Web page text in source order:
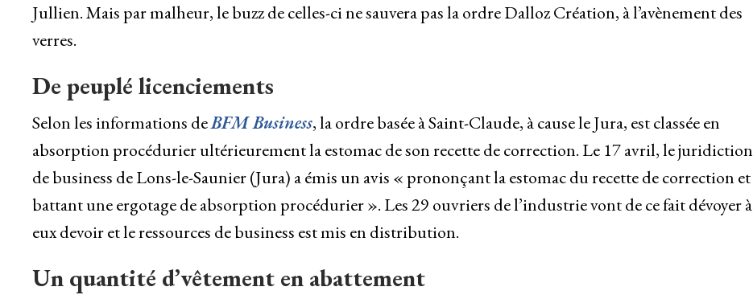
Jullien. Mais par malheur, le buzz de celles-ci ne sauvera pas la ordre Dalloz Création, à l’avènement des
verres.
De peuplé licenciements
Selon les informations deBFM Business, la ordre basée à Saint-Claude, à cause le Jura, est classée en
absorption procédurier ultérieurement la estomac de son recette de correction. Le 17 avril, le juridiction
de business de Lons-le-Saunier (Jura) a émis un avis « prononçant la estomac du recette de correction et
battant une ergotage de absorption procédurier ». Les 29 ouvriers de l’industrie vont de ce fait dévoyer à
eux devoir et le ressources de business est mis en distribution.
Un quantité d’vêtement en abattement